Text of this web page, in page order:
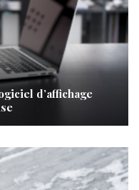
d’affichage